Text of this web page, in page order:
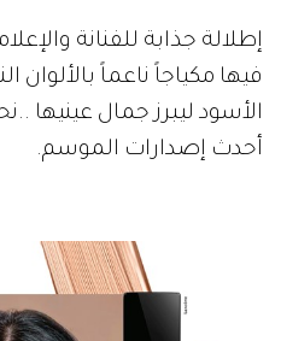
‬أحدث‭ ‬إصدارات‭ ‬الموسم‭.‬